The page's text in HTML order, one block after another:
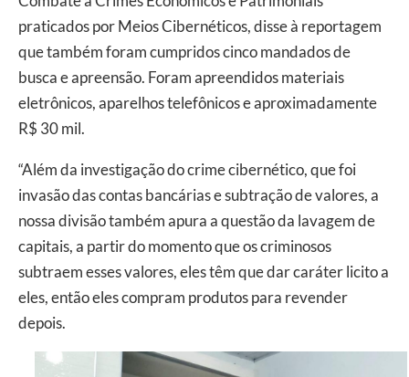
praticados por Meios Cibernéticos, disse à reportagem
que também foram cumpridos cinco mandados de
busca e apreensão. Foram apreendidos materiais
eletrônicos, aparelhos telefônicos e aproximadamente
R$ 30 mil.
“Além da investigação do crime cibernético, que foi
invasão das contas bancárias e subtração de valores, a
nossa divisão também apura a questão da lavagem de
capitais, a partir do momento que os criminosos
subtraem esses valores, eles têm que dar caráter licito a
eles, então eles compram produtos para revender
depois.